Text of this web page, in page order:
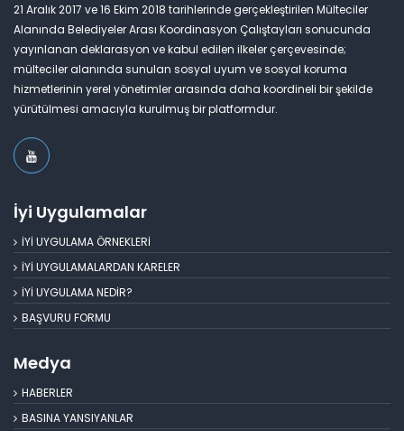
21 Aralık 2017 ve 16 Ekim 2018 tarihlerinde gerçekleştirilen Mülteciler
Alanında Belediyeler Arası Koordinasyon Çalıştayları sonucunda
yayınlanan deklarasyon ve kabul edilen ilkeler çerçevesinde;
mülteciler alanında sunulan sosyal uyum ve sosyal koruma
hizmetlerinin yerel yönetimler arasında daha koordineli bir şekilde
yürütülmesi amacıyla kurulmuş bir platformdur.
İyi Uygulamalar
İYİ UYGULAMA ÖRNEKLERİ
İYİ UYGULAMALARDAN KARELER
İYİ UYGULAMA NEDİR?
BAŞVURU FORMU
Medya
HABERLER
BASINA YANSIYANLAR